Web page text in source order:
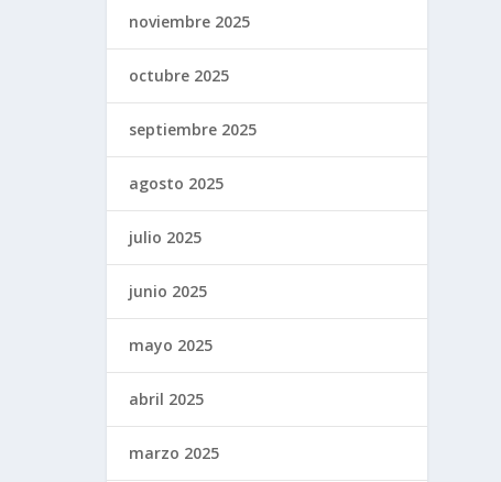
noviembre 2025
octubre 2025
septiembre 2025
agosto 2025
julio 2025
junio 2025
mayo 2025
abril 2025
marzo 2025